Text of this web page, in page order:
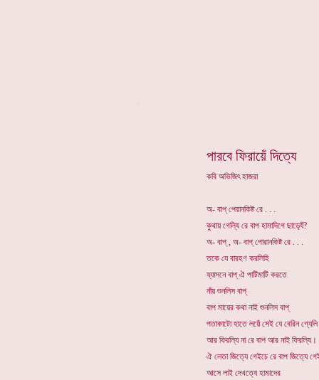
পারবে ফিরায়েঁ দিত্যে
কবি অভিজিৎ হাজরা
অ- বাপ্ পেরানকিষ্ট রে . . .
কুথায় গেল্যি রে বাপ হামাদিগে ছাড়্যেঁ?
অ- বাপ্ , অ- বাপ্ পোরানকিষ্ট রে . . .
তকে যে বারহণ করলিহি
য্যাসনে বাপ্ ঐ পাটিমাটি করতে
নাঁয় শুনলিস বাপ্
বাপ মায়ের কথা নাই শুনলিস বাপ্
পতাকাটো হাতে লয়েঁ সেই যে বেরিন গ্যেলি
আর ফিরল্যি না রে বাপ আর নাই ফিরল্যি।
ঐ লেতা জিত্যে গেইচে রে বাপ জিত্যে
আসে লাই দেখত্যে হামাদের